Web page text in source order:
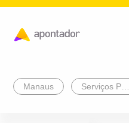
Manaus